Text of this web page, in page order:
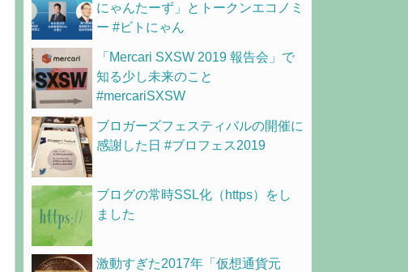
にゃんたーず」とトークンエコノミ
ー #ビトにゃん
「Mercari SXSW 2019 報告会」で
知る少し未来のこと
#mercariSXSW
ブロガーズフェスティバルの開催に
感謝した日 #ブロフェス2019
ブログの常時SSL化（https）をし
ました
激動すぎた2017年「仮想通貨元